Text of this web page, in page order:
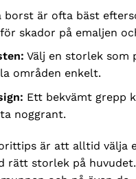
borst är ofta bäst
skador på emaljen
Välj en storlek som
områden enkelt.
Ett bekvämt grepp
noggrant.
är att alltid välja
rätt storlek på